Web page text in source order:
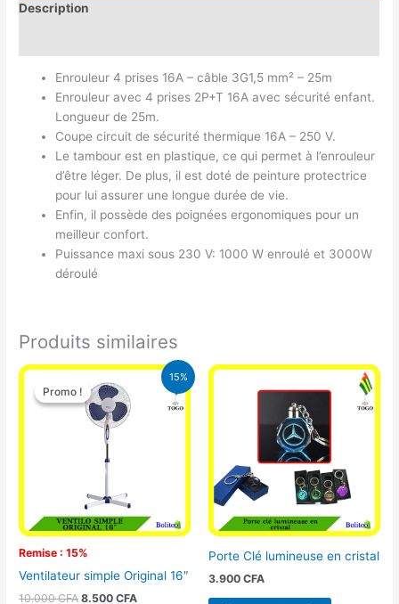
Description
Enrouleur 4 prises 16A – câble 3G1,5 mm² – 25m
Enrouleur avec 4 prises 2P+T 16A avec sécurité enfant.
Longueur de 25m.
Coupe circuit de sécurité thermique 16A – 250 V.
Le tambour est en plastique, ce qui permet à l’enrouleur
d’être léger. De plus, il est doté de peinture protectrice
pour lui assurer une longue durée de vie.
Enfin, il possède des poignées ergonomiques pour un
meilleur confort.
Puissance maxi sous 230 V: 1000 W enroulé et 3000W
déroulé
Produits similaires
15%
Promo !
Remise : 15%
Promo !
Ventilateur simple Original 16″
10.000CFA
Le
prix
initial
était :
10.000 CFA.
8.500CFA
Le
Porte Clé lumineuse en cristal
3.900 CFA